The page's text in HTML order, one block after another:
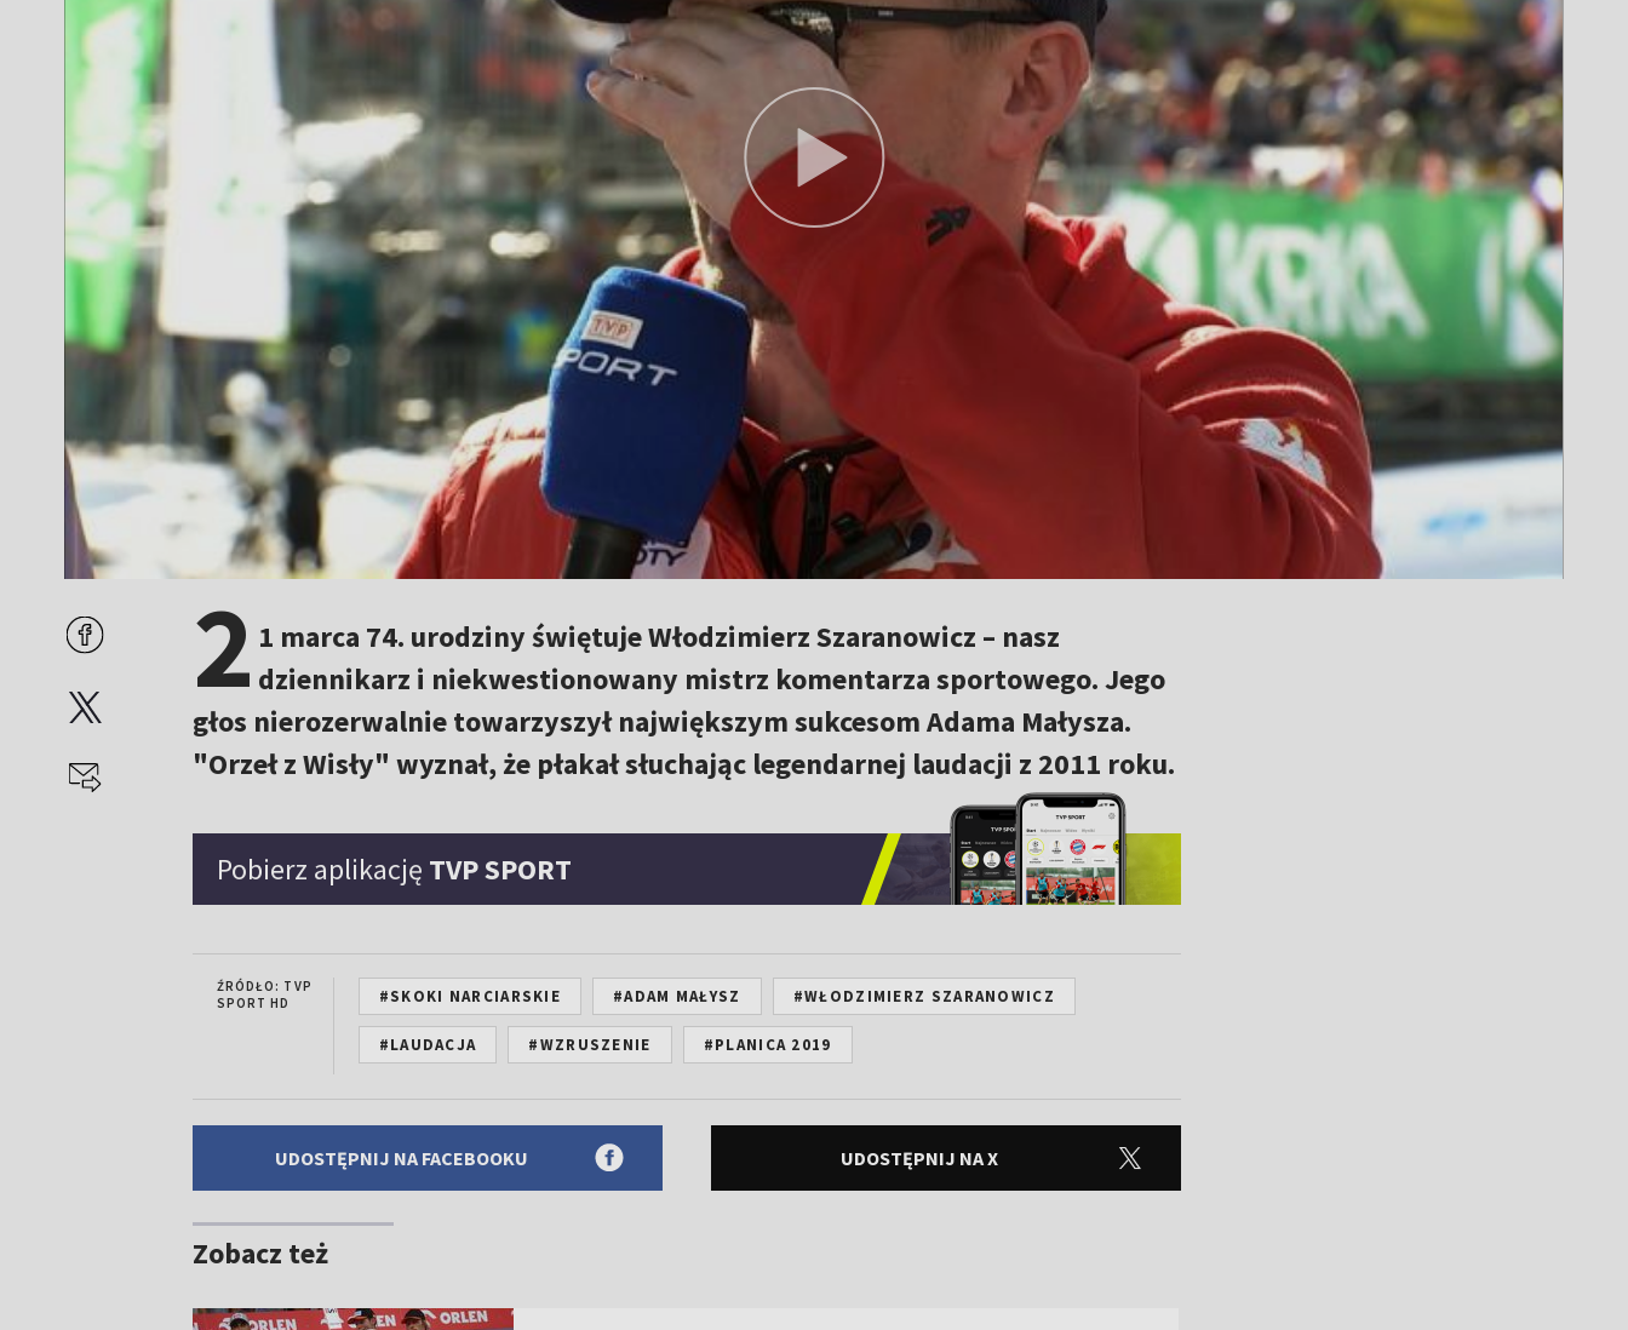
2 1 marca 74. urodziny świętuje Włodzimierz Szaranowicz – nasz
dziennikarz i niekwestionowany mistrz komentarza sportowego. Jego
głos nierozerwalnie towarzyszył największym sukcesom Adama Małysza.
"Orzeł z Wisły" wyznał, że płakał słuchając legendarnej laudacji z 2011 roku.
Pobierz aplikację TVP SPORT
ŹRÓDŁO: TVP
SPORT HD
#SKOKI NARCIARSKIE #ADAM MAŁYSZ #WŁODZIMIERZ SZARANOWICZ
#LAUDACJA #WZRUSZENIE #PLANICA 2019
UDOSTĘPNIJ NA FACEBOOKU UDOSTĘPNIJ NA X
Zobacz też